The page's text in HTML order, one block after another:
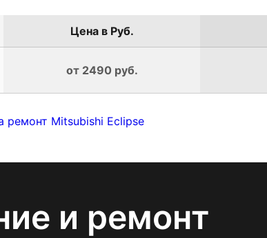
Цена в Руб.
от 2490 руб.
ремонт Mitsubishi Eclipse
и ремонт